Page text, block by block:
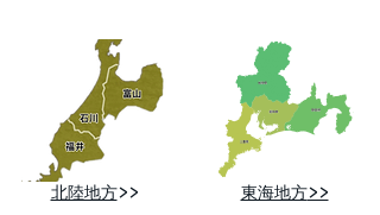
北陸地方>> 東海地方>>